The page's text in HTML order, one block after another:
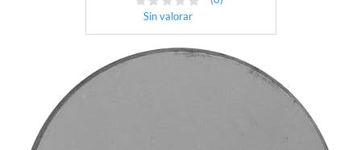
grabado
Sin valorar